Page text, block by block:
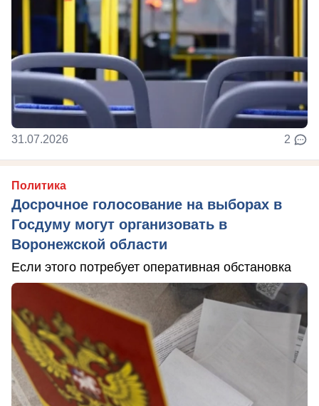
31.07.2026 2
Политика
Досрочное голосование на выборах в
Госдуму могут организовать в
Воронежской области
Если этого потребует оперативная обстановка